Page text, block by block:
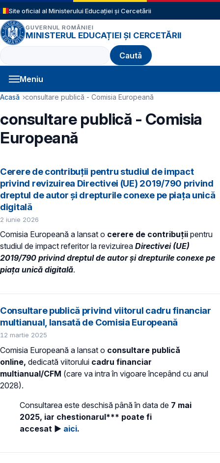
Sari la conținutul principal
Site oficial al Ministerului Educației și Cercetării
GUVERNUL ROMÂNIEI
MINISTERUL EDUCAȚIEI ȘI CERCETĂRII
Caută
Meniu
Navigație principală
Cale de navigare
Acasă consultare publică - Comisia Europeană
consultare publică - Comisia
Europeană
Cerere de contribuții pentru studiul de impact
privind revizuirea Directivei (UE) 2019/790 privind
dreptul de autor și drepturile conexe pe piața unică
digitală
2 iunie 2026
Comisia Europeană a lansat o cerere de contribuții pentru
studiul de impact referitor la revizuirea Directivei (UE)
2019/790 privind dreptul de autor și drepturile conexe pe
piața unică digitală.
Consultare publică privind viitorul cadru financiar
multianual, lansată de Comisia Europeană
12 martie 2025
Comisia Europeană a lansat o consultare publică
online, dedicată viitorului cadru financiar
multianual/CFM (care va intra în vigoare începând cu anul
2028).
Consultarea este deschisă până în data de 7 mai
2025, iar chestionarul*** poate fi
accesat ► aici.